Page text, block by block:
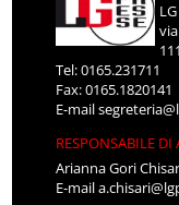
Tel: 0165.231711
Fax: 0165.1820141
E-mail
RESPONSABILE DI
Arianna Gori
E-mail